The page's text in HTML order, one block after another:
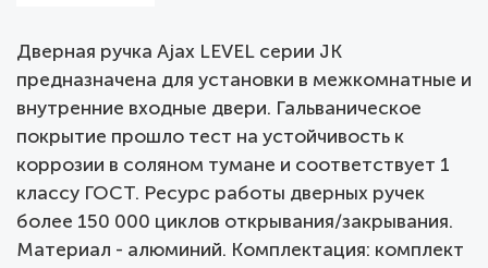
Дверная ручка Ajax LEVEL серии JK
предназначена для установки в межкомнатные и
внутренние входные двери. Гальваническое
покрытие прошло тест на устойчивость к
коррозии в соляном тумане и соответствует 1
классу ГОСТ. Ресурс работы дверных ручек
более 150 000 циклов открывания/закрывания.
Материал - алюминий. Комплектация: комплект